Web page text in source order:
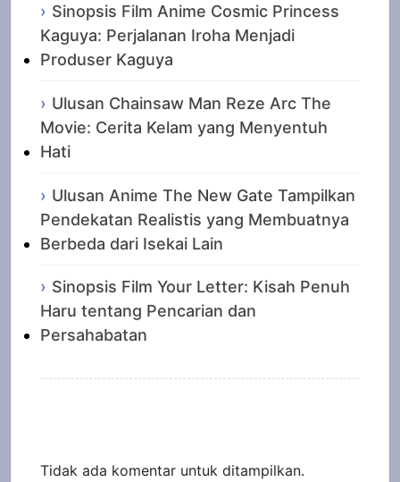
Sinopsis Film Anime Cosmic Princess
Kaguya: Perjalanan Iroha Menjadi
Produser Kaguya
Ulusan Chainsaw Man Reze Arc The
Movie: Cerita Kelam yang Menyentuh
Hati
Ulusan Anime The New Gate Tampilkan
Pendekatan Realistis yang Membuatnya
Berbeda dari Isekai Lain
Sinopsis Film Your Letter: Kisah Penuh
Haru tentang Pencarian dan
Persahabatan
Tidak ada komentar untuk ditampilkan.